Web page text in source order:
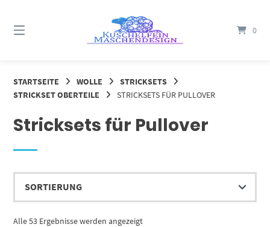
Inhalt
0
STARTSEITE WOLLE
STRICKSETS
STRICKSET OBERTEILE
STRICKSETS FÜR PULLOVER
Stricksets für Pullover
Alle 53 Ergebnisse werden angezeigt